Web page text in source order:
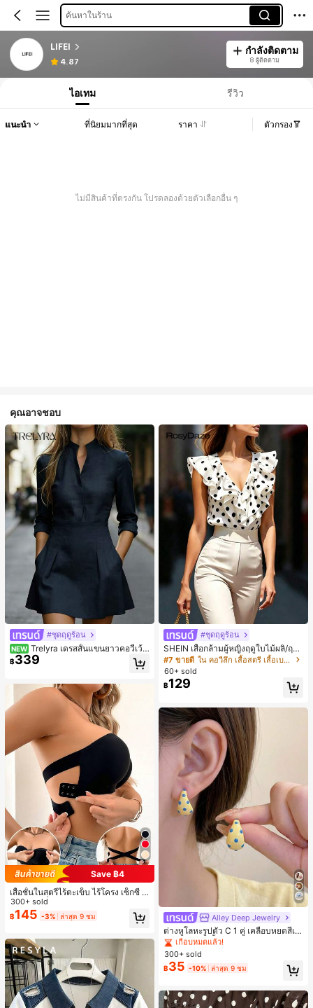
ค้นหาในร้าน
LIFEI
4.87
กำลังติดตาม
8 ผู้ติดตาม
ไอเทม รีวิว
แนะนำ ที่นิยมมากที่สุด ราคา ตัวกรอง
ไม่มีสินค้าที่ตรงกัน โปรดลองด้วยตัวเลือกอื่น ๆ
คุณอาจชอบ
#ชุดฤดูร้อน
NEW Trelyra เดรสสั้นแขนยาวคอวีเว้า
สีพื้นสำหรับผู้หญิง
฿339
Save ฿4
เสื้อชั้นในสตรีไร้ตะเข็บ ไร้โครง เซ็กซี่ ด้
านข้างไม่ลื่น แผ่นรองถอดได้ ลายไขว้ห
ลัง ไร้สาย สบายตลอดวัน
300+ sold
฿145 -3% ล่าสุด 9 ชม
#ชุดฤดูร้อน
SHEIN เสื้อกล้ามผู้หญิงฤดูใบไม้ผลิ/ฤดูร้
อน ใหม่ สไตล์มินิมอลลำลองหรูหรา สีบ
ล็อก ลายจุด คอวี แพตช์เวิร์ก ชายระบา
ย แขนกุด ทรงเข้ารูป อเนกประสงค์, เสื้อ
ผู้หญิงฤดูใบไม้ผลิ/ฤดูร้อน, เสื้อหรูหราผู้
#7 ขายดี
ใน คอวีลึก เสื้อสตรี เสื้อเบลาส์ & Tee
60+ sold
฿129
Alley Deep Jewelry
ต่างหูโลหะรูปตัว C 1 คู่ เคลือบหยดสีเห
ลือง ลายจุดสีน้ำเงิน สไตล์ยุโรปและอเม
ริกัน แฟชั่นส่วนตัว หวานและสง่างาม
สำหรับผู้หญิงและเด็กหญิง สำหรับการเ
ดินทาง งานแต่งงาน ปาร์ตี้ วันเกิด ของ
#1 ขายดี ใน โบโฮ ต่างหูผู้หญิง
เกือบหมดแล้ว!
#1 ขายดี ใน โบโฮ ต่างหูผู้หญิง
เกือบหมดแล้ว!
#1 ขายดี ใน โบโฮ ต่างหูผู้หญิง
เกือบหมดแล้ว!
#1 ขายดี ใน โบโฮ ต่างหูผู้หญิง
300+ sold
฿35 -10% ล่าสุด 9 ชม